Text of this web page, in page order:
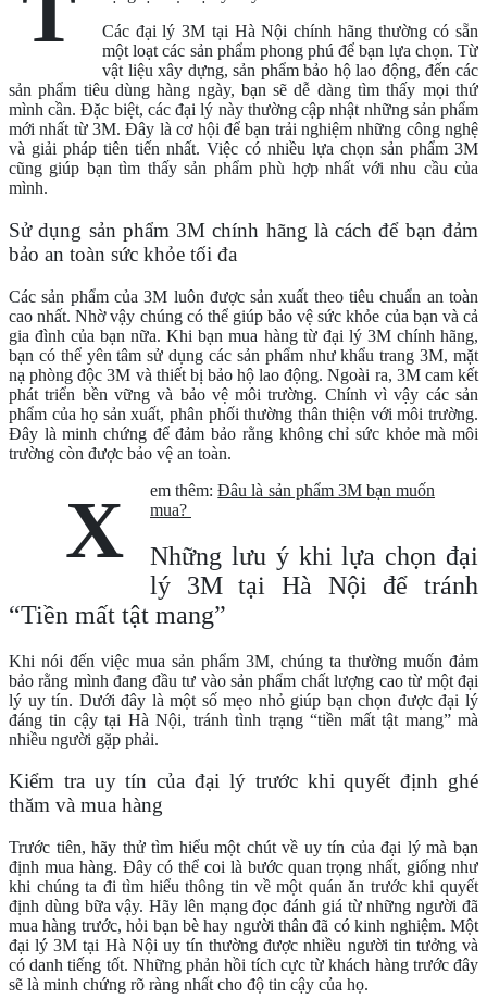
Các đại lý 3M tại Hà Nội chính hãng thường có sẵn
một loạt các sản phẩm phong phú để bạn lựa chọn. Từ
vật liệu xây dựng, sản phẩm bảo hộ lao động, đến các
sản phẩm tiêu dùng hàng ngày, bạn sẽ dễ dàng tìm thấy mọi thứ
mình cần. Đặc biệt, các đại lý này thường cập nhật những sản phẩm
mới nhất từ 3M. Đây là cơ hội để bạn trải nghiệm những công nghệ
và giải pháp tiên tiến nhất. Việc có nhiều lựa chọn sản phẩm 3M
cũng giúp bạn tìm thấy sản phẩm phù hợp nhất với nhu cầu của
mình.
Sử dụng sản phẩm 3M chính hãng là cách để bạn đảm
bảo an toàn sức khỏe tối đa
Các sản phẩm của 3M luôn được sản xuất theo tiêu chuẩn an toàn
cao nhất. Nhờ vậy chúng có thể giúp bảo vệ sức khỏe của bạn và cả
gia đình của bạn nữa. Khi bạn mua hàng từ đại lý 3M chính hãng,
bạn có thể yên tâm sử dụng các sản phẩm như khẩu trang 3M, mặt
nạ phòng độc 3M và thiết bị bảo hộ lao động. Ngoài ra, 3M cam kết
phát triển bền vững và bảo vệ môi trường. Chính vì vậy các sản
phẩm của họ sản xuất, phân phối thường thân thiện với môi trường.
Đây là minh chứng để đảm bảo rằng không chỉ sức khỏe mà môi
trường còn được bảo vệ an toàn.
X em thêm:Đâu là sản phẩm 3M bạn muốn
mua?
Những lưu ý khi lựa chọn đại
lý 3M tại Hà Nội để tránh
“Tiền mất tật mang”
Khi nói đến việc mua sản phẩm 3M, chúng ta thường muốn đảm
bảo rằng mình đang đầu tư vào sản phẩm chất lượng cao từ một đại
lý uy tín. Dưới đây là một số mẹo nhỏ giúp bạn chọn được đại lý
đáng tin cậy tại Hà Nội, tránh tình trạng “tiền mất tật mang” mà
nhiều người gặp phải.
Kiểm tra uy tín của đại lý trước khi quyết định ghé
thăm và mua hàng
Trước tiên, hãy thử tìm hiểu một chút về uy tín của đại lý mà bạn
định mua hàng. Đây có thể coi là bước quan trọng nhất, giống như
khi chúng ta đi tìm hiểu thông tin về một quán ăn trước khi quyết
định dùng bữa vậy. Hãy lên mạng đọc đánh giá từ những người đã
mua hàng trước, hỏi bạn bè hay người thân đã có kinh nghiệm. Một
đại lý 3M tại Hà Nội uy tín thường được nhiều người tin tưởng và
có danh tiếng tốt. Những phản hồi tích cực từ khách hàng trước đây
sẽ là minh chứng rõ ràng nhất cho độ tin cậy của họ.